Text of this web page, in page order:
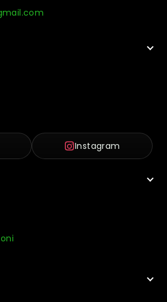
Instagram